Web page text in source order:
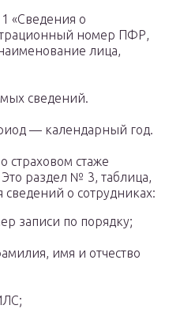
«Сведения о
номер ПФР,
лица,
сведений.
— календарный год.
стаже
раздел № 3, таблица,
сведений о сотрудниках:
записи по порядку;
имя и отчество